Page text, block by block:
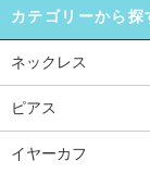
カテゴリーから探
ネックレス
ピアス
イヤーカフ